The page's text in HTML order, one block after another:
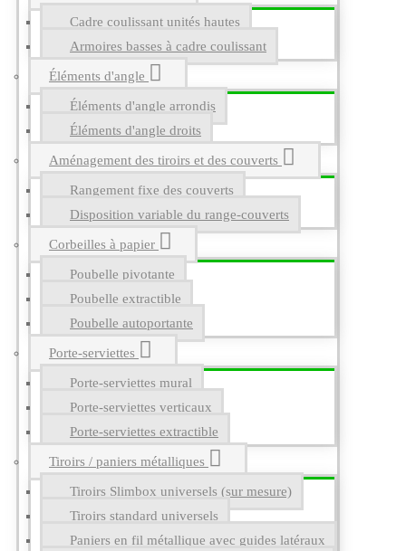
Cadre coulissant unités hautes
Armoires basses à cadre coulissant
Éléments d'angle
Éléments d'angle arrondis
Éléments d'angle droits
Aménagement des tiroirs et des couverts
Rangement fixe des couverts
Disposition variable du range-couverts
Corbeilles à papier
Poubelle pivotante
Poubelle extractible
Poubelle autoportante
Porte-serviettes
Porte-serviettes mural
Porte-serviettes verticaux
Porte-serviettes extractible
Tiroirs / paniers métalliques
Tiroirs Slimbox universels (sur mesure)
Tiroirs standard universels
Paniers en fil métallique avec guides latéraux